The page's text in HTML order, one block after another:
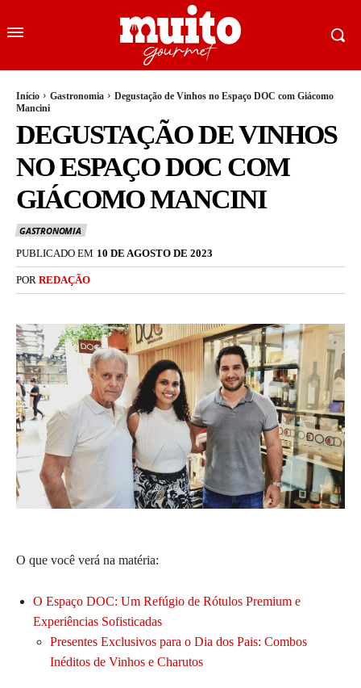
Início Gastronomia
Degustação de Vinhos no Espaço DOC com Giácomo
Mancini
DEGUSTAÇÃO DE VINHOS
NO ESPAÇO DOC COM
GIÁCOMO MANCINI
GASTRONOMIA
PUBLICADO EM 10 DE AGOSTO DE 2023
POR REDAÇÃO
O que você verá na matéria:
O Espaço DOC: Um Refúgio de Rótulos Premium e
Experiências Sofisticadas
Presentes Exclusivos para o Dia dos Pais: Combos
Inéditos de Vinhos e Charutos